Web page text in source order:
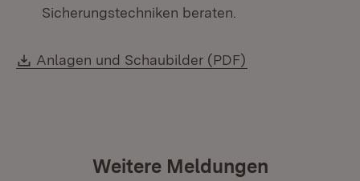
Sicherungstechniken beraten.
Download:
Anlagen und Schaubilder (PDF)
Weitere Meldungen